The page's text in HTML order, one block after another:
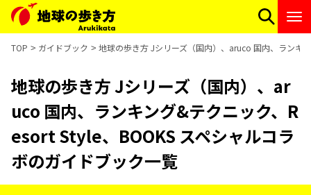
TOP ガイドブック 地球の歩き方 Jシリーズ（国内）、aruco 国内、ランキ
地球の歩き方 Jシリーズ（国内）、ar
uco 国内、ランキング&テクニック、R
esort Style、BOOKS スペシャルコラ
ボのガイドブック一覧